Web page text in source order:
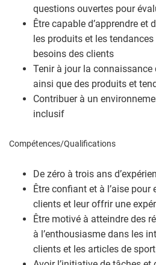
questions ouvertes pour
Être capable d’apprendre et
les produits et les
besoins des clients
Tenir à jour la connaissance
ainsi que des produits et
Contribuer à un
inclusif
Compétences/Qualifications
De zéro à trois ans
Être confiant et à l’aise
clients et leur offrir une
Être motivé à atteindre des
à l’enthousiasme dans les
clients et les articles de sport